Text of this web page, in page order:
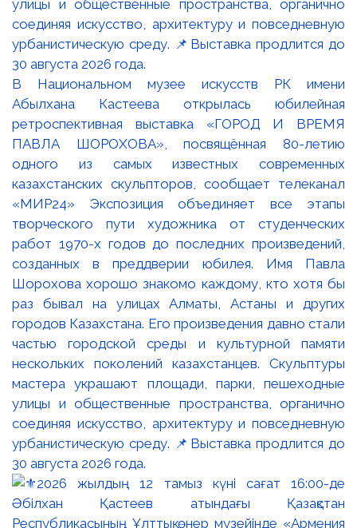
В Национальном музее искусств РК имени
Абылхана Кастеева открылась юбилейная
ретроспективная выставка «ГОРОД И ВРЕМЯ
ПАВЛА ШОРОХОВА», посвящённая 80-летию
одного из самых известных современных
казахстанских скульпторов, сообщает телеканал
«МИР24» Экспозиция объединяет все этапы
творческого пути художника от студенческих
работ 1970-х годов до последних произведений,
созданных в преддверии юбилея. Имя Павла
Шорохова хорошо знакомо каждому, кто хотя бы
раз бывал на улицах Алматы, Астаны и других
городов Казахстана. Его произведения давно стали
частью городской среды и культурной памяти
нескольких поколений казахстанцев. Скульптуры
мастера украшают площади, парки, пешеходные
улицы и общественные пространства, органично
соединяя искусство, архитектуру и повседневную
урбанистическую среду. 📌Выставка продлится до
30 августа 2026 года.